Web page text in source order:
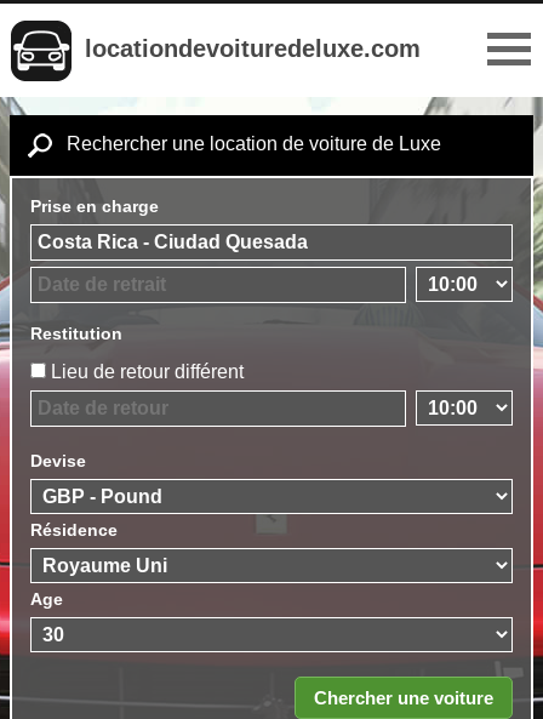
locationdevoituredeluxe.com
Rechercher une location de voiture de Luxe
Prise en charge
Restitution
Lieu de retour différent
Devise
Résidence
Age